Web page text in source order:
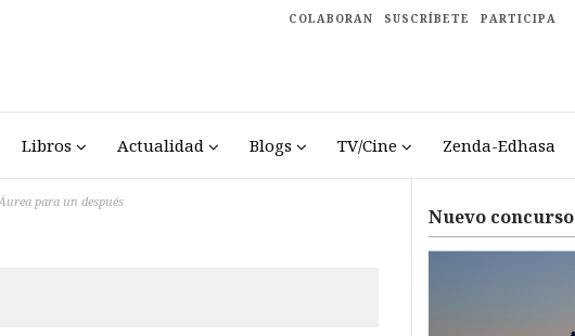
COLABORAN SUSCRÍBETE PARTICIPA
Libros Actualidad Blogs TV/Cine Zenda-Edhasa
para un después
Nuevo concurso